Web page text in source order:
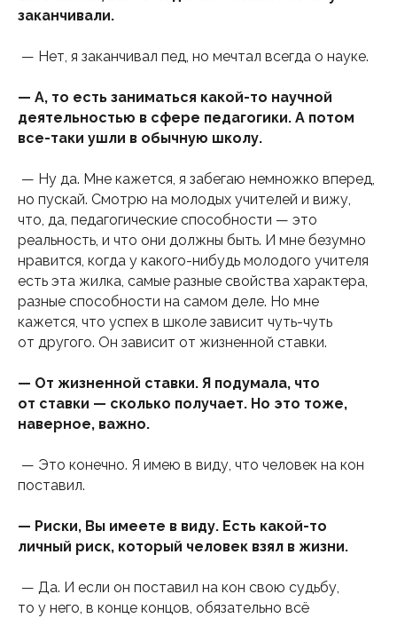
заканчивали.
— Нет, я заканчивал пед, но мечтал всегда о науке.
— А, то есть заниматься какой-то научной
деятельностью в сфере педагогики. А потом
все-таки ушли в обычную школу.
— Ну да. Мне кажется, я забегаю немножко вперед,
но пускай. Смотрю на молодых учителей и вижу,
что, да, педагогические способности — это
реальность, и что они должны быть. И мне безумно
нравится, когда у какого-нибудь молодого учителя
есть эта жилка, самые разные свойства характера,
разные способности на самом деле. Но мне
кажется, что успех в школе зависит чуть-чуть
от другого. Он зависит от жизненной ставки.
— От жизненной ставки. Я подумала, что
от ставки — сколько получает. Но это тоже,
наверное, важно.
— Это конечно. Я имею в виду, что человек на кон
поставил.
— Риски, Вы имеете в виду. Есть какой-то
личный риск, который человек взял в жизни.
— Да. И если он поставил на кон свою судьбу,
то у него, в конце концов, обязательно всё